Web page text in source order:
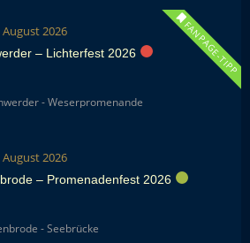
August 2026 FANPAGE-TIPP
– Lichterfest 2026
- Weserpromenande
August 2026
– Promenadenfest 2026
- Seebrücke